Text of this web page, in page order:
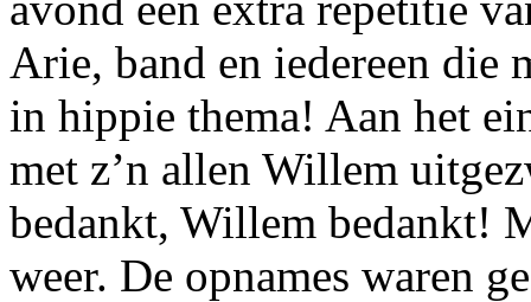
Arie, band en iedereen die
in hippie thema! Aan het
met z’n allen Willem
bedankt, Willem bedankt!
weer. De opnames waren